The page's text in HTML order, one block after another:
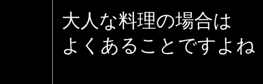
大人な料理の場合は
よくあることですよね